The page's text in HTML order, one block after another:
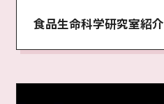
食品生命科学研究室紹介